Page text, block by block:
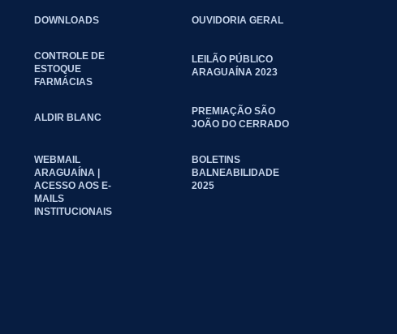
DOWNLOADS OUVIDORIA GERAL
CONTROLE DE
ESTOQUE
FARMÁCIAS
LEILÃO PÚBLICO
ARAGUAÍNA 2023
ALDIR BLANC
PREMIAÇÃO SÃO
JOÃO DO CERRADO
WEBMAIL
ARAGUAÍNA |
ACESSO AOS E-
MAILS
INSTITUCIONAIS
BOLETINS
BALNEABILIDADE
2025